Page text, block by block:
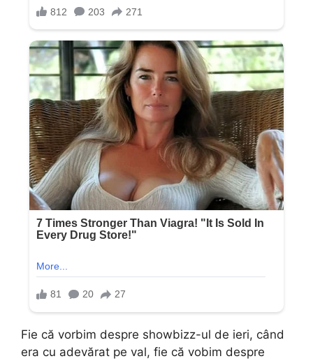
Fie că vorbim despre showbizz-ul de ieri, când
era cu adevărat pe val, fie că vobim despre